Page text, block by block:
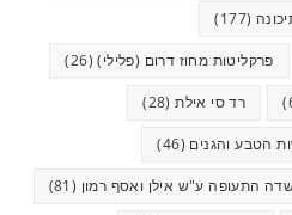
(177)
פרקליטות מחוז דרום (פלילי)(26)
רד סי אילת(28)
הטבע והגנים (46)
התעופה ע"ש אילן ואסף רמון (81)